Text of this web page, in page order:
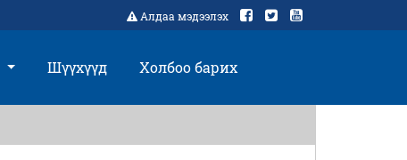
Алдаа мэдээлэх
Шүүхүүд Холбоо барих